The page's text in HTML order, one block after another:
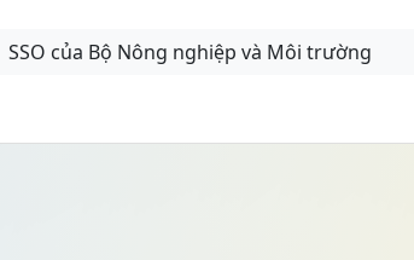
SSO của Bộ Nông nghiệp và Môi trường